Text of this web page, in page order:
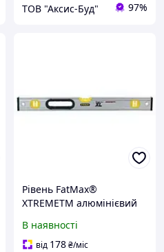
ТОВ "Аксис-Буд" 97%
Рівень FatMax®
XTREMETM алюмінієвий
трьома капсулами та
магнітами STANLEY 0-43-
В наявності
від 178₴/міс